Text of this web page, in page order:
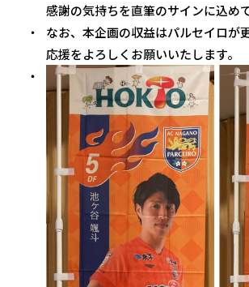
感謝の気持ちを直筆のサインに込め
なお、本企画の収益はパルセイロが
応援をよろしくお願いいたします。